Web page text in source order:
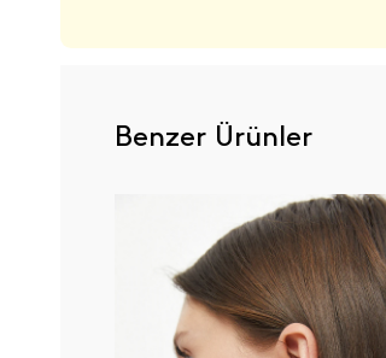
Benzer Ürünler